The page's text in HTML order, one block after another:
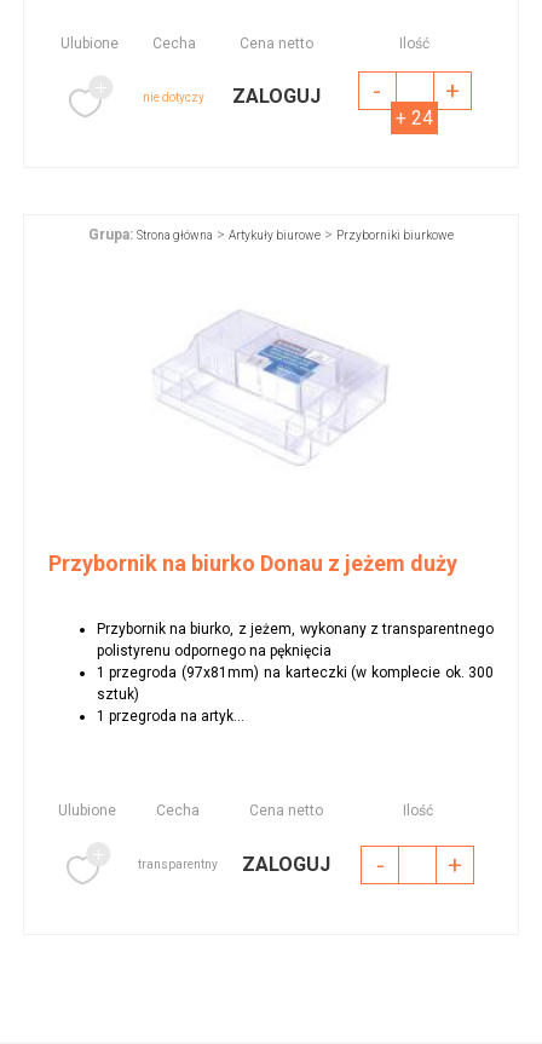
Ulubione Cecha Cena netto Ilość
nie dotyczy ZALOGUJ - +
+ 24
Grupa: Strona główna > Artykuły biurowe > Przyborniki biurkowe
Przybornik na biurko Donau z jeżem duży
Przybornik na biurko, z jeżem, wykonany z transparentnego
polistyrenu odpornego na pęknięcia
1 przegroda (97x81mm) na karteczki (w komplecie ok. 300
sztuk)
1 przegroda na artyk...
Ulubione Cecha Cena netto Ilość
transparentny ZALOGUJ - +